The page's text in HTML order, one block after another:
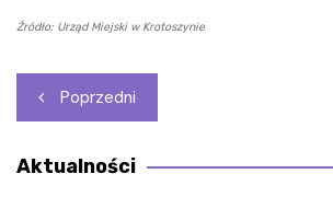
Źródło: Urząd Miejski w Krotoszynie
Nawigacja
wpisu
Poprzedni
Aktualności